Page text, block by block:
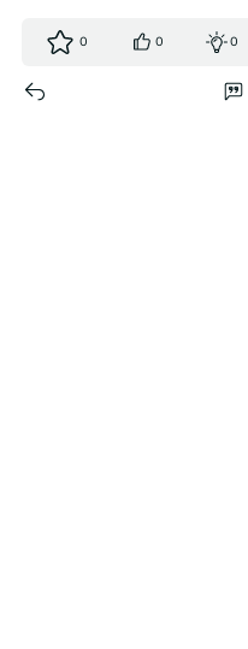
0 0 0